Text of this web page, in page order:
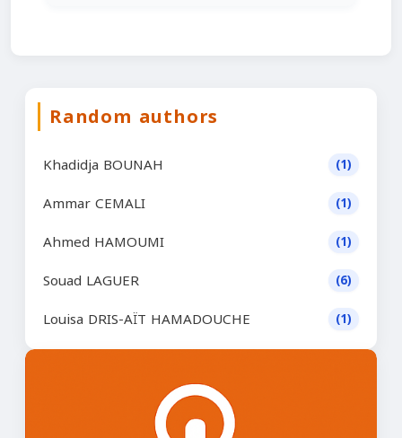
Random authors
Khadidja BOUNAH (1)
Ammar CEMALI (1)
Ahmed HAMOUMI (1)
Souad LAGUER (6)
Louisa DRIS-AÏT HAMADOUCHE (1)